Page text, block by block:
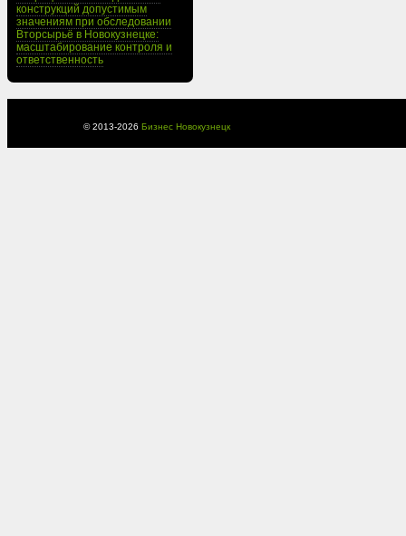
конструкций допустимым
значениям при обследовании
Вторсырьё в Новокузнецке:
масштабирование контроля и
ответственность
© 2013-2026 Бизнес Новокузнецк